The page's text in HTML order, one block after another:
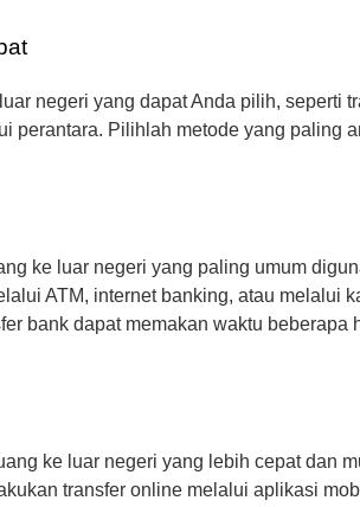
negeri yang dapat Anda pilih, seperti
perantara. Pilihlah metode yang paling
ke luar negeri yang paling umum
ATM, internet banking, atau melalui
bank dapat memakan waktu beberapa
ke luar negeri yang lebih cepat dan
transfer online melalui aplikasi